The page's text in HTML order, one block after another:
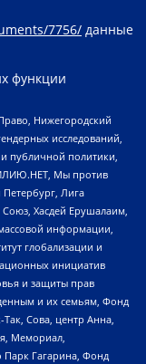
7756/ данные
функции
Нижегородский
исследований,
публичной политики,
Мы против
Лига
Хасдей Ерушалаим,
информации,
глобализации и
инициатив
и защиты прав
и их семьям, Фонд
Так, Сова, центр Анна,
Мемориал,
Парк Гагарина, Фонд